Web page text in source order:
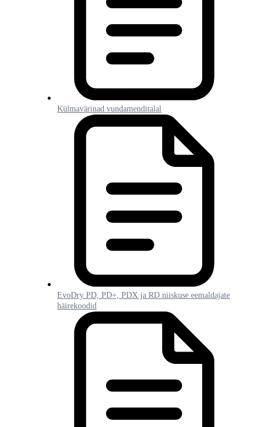
Külmavärinad vundamenditalal
EvoDry PD, PD+, PDX ja RD niiskuse eemaldajate
häirekoodid